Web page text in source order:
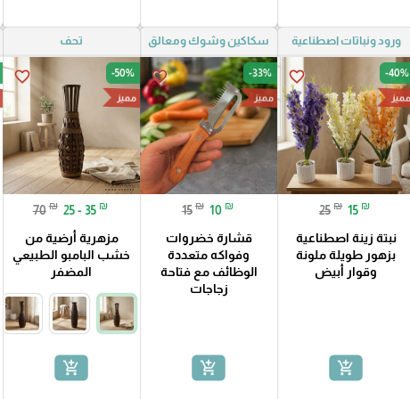
ورود ونباتات اصطناعية
favorite_border -40%
مميز
25 ₪ 15 ₪
نبتة زينة اصطناعية
بزهور طويلة ملونة
وقوار أبيض
add_shopping_cart
سكاكين وشوك ومعالق
favorite_border -33%
مميز
15 ₪ 10 ₪
قشارة خضروات
وفواكه متعددة
الوظائف مع فتاحة
زجاجات
add_shopping_cart
تحف
favorite_border -50%
مميز
70 ₪ 25 - 35 ₪
مزهرية أرضية من
خشب البامبو الطبيعي
المضفر
add_shopping_cart